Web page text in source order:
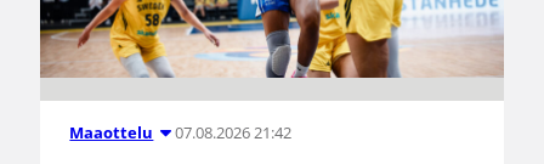
Maaottelu 07.08.2026 21:42